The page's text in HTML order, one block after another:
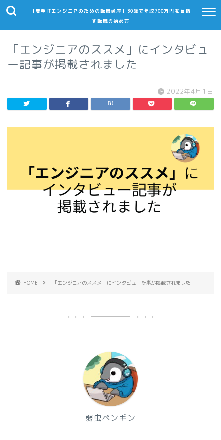
【若手ITエンジニアのための転職講座】30歳で年収700万円を目指
す転職の始め方
「エンジニアのススメ」にインタビュ
ー記事が掲載されました
2022年4月1日
HOME 「エンジニアのススメ」にインタビュー記事が掲載されました
弱虫ペンギン